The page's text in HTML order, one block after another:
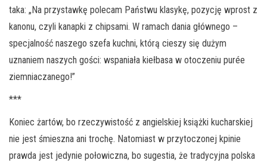
taka: „Na przystawkę polecam Państwu klasykę, pozycję wprost z
kanonu, czyli kanapki z chipsami. W ramach dania głównego –
specjalność naszego szefa kuchni, którą cieszy się dużym
uznaniem naszych gości: wspaniała kiełbasa w otoczeniu purée
ziemniaczanego!”
***
Koniec żartów, bo rzeczywistość z angielskiej książki kucharskiej
nie jest śmieszna ani trochę. Natomiast w przytoczonej kpinie
prawda jest jedynie połowiczna, bo sugestia, że tradycyjna polska